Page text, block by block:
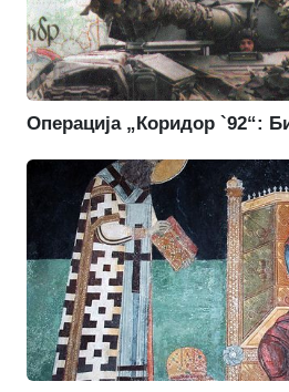
Операција „Коридор `92“: